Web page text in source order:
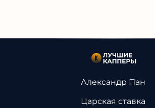
Александр Пан
Царская ставка